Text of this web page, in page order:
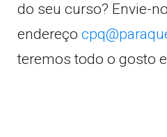
do seu curso? Envie-
endereço
teremos todo o gosto